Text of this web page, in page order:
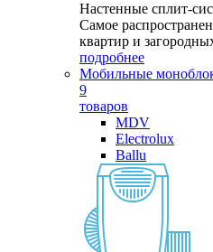
Настенные сплит-
Самое
квартир и
подробнее
Мобильные
9
товаров
MDV
Electrolux
Ballu